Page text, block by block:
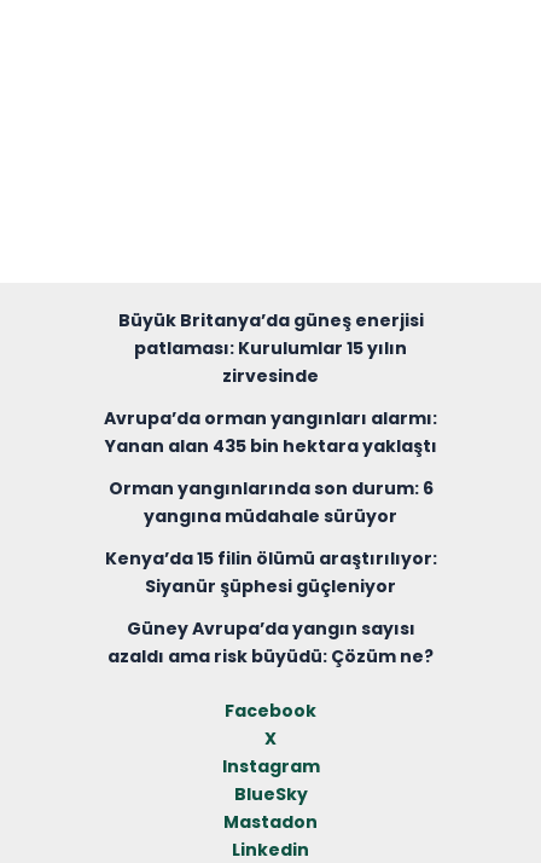
Büyük Britanya’da güneş enerjisi
patlaması: Kurulumlar 15 yılın
zirvesinde
Avrupa’da orman yangınları alarmı:
Yanan alan 435 bin hektara yaklaştı
Orman yangınlarında son durum: 6
yangına müdahale sürüyor
Kenya’da 15 filin ölümü araştırılıyor:
Siyanür şüphesi güçleniyor
Güney Avrupa’da yangın sayısı
azaldı ama risk büyüdü: Çözüm ne?
Facebook
X
Instagram
BlueSky
Mastadon
Linkedin